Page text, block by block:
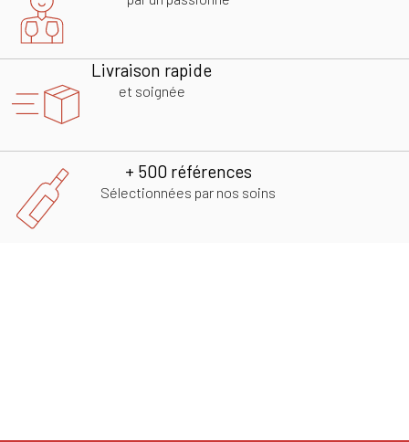
Livraison rapide
et soignée
+ 500 références
Sélectionnées par nos soins